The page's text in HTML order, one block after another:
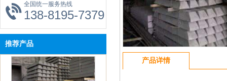
【企业资讯】四川钢轨：美酝酿刺激计划稳经
济
【企业资讯】四川钢轨：淡水河谷官方发文通
报与冠状病毒爆发有关的发展情况
【企业资讯】四川钢轨：唐山当地价格指数
【新闻中心】四川钢轨：本周钢铁市场还有下
全国统一服务热线
138-8195-7379
推荐产品
产品详情